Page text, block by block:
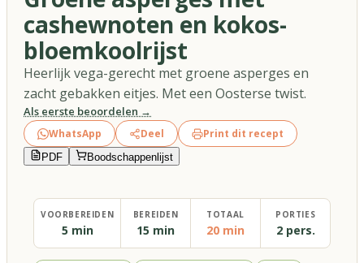
cashewnoten en kokos-
bloemkoolrijst
Heerlijk vega-gerecht met groene asperges en
zacht gebakken eitjes. Met een Oosterse twist.
Als eerste beoordelen →
WhatsApp Deel Print dit recept
PDF Boodschappenlijst
VOORBEREIDEN
5 min
BEREIDEN
15 min
TOTAAL
20 min
PORTIES
2 pers.